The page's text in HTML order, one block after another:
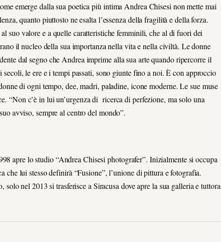
emerge dalla sua poetica più intima Andrea Chisesi non mette mai
quanto piuttosto ne esalta l’essenza della fragilità e della forza.
suo valore e a quelle caratteristiche femminili, che al di fuori dei
il nucleo della sua importanza nella vita e nella civiltà. Le donne
dal segno che Andrea imprime alla sua arte quando ripercorre il
le ere e i tempi passati, sono giunte fino a noi. È con approccio
di ogni tempo, dee, madri, paladine, icone moderne. Le sue muse
“Non c’è in lui un’urgenza di ricerca di perfezione, ma solo una
avviso, sempre al centro del mondo”.
apre lo studio “Andrea Chisesi photografer”. Inizialmente si occupa
che lui stesso definirà “Fusione”, l’unione di pittura e fotografia.
nel 2013 si trasferisce a Siracusa dove apre la sua galleria e tuttora